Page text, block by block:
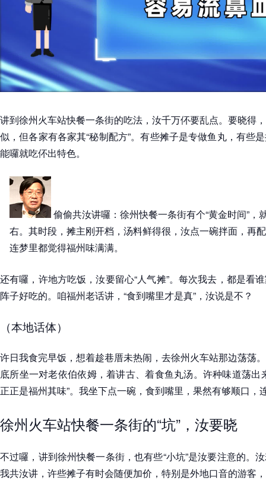
讲到徐州火车站快餐一条街的吃法，汝千万伓要乱点。要晓得
似，但各家有各家其“秘制配方”。有些摊子是专做鱼丸，有些
能囉就吃伓出特色。
偷偷共汝讲囉：徐州快餐一条街有个“黄金时间”，
右。其时段，摊主刚开档，汤料鲜得很，汝点一碗拌面，再
连梦里都觉得福州味满满。
还有囉，许地方吃饭，汝要留心“人气摊”。每次我去，都是看
阵子好吃的。咱福州老话讲，“食到嘴里才是真”，汝说是不？
（本地话体）
许日我食完早饭，想着趁巷厝未热闹，去徐州火车站那边荡荡
底所坐一对老依伯依姆，着讲古、着食鱼丸汤。许种味道荡出
正正是福州其味”。我坐下点一碗，食到嘴里，果然有够顺口，
徐州火车站快餐一条街的“坑”，汝要晓
不过囉，讲到徐州快餐一条街，也有些“小坑”是汝要注意的。
我共汝讲，许些摊子有时会随便加价，特别是外地口音的游客